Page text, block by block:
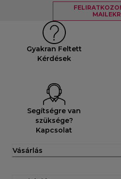
Gyakran Feltett
Kérdések
Segítségre van
szüksége?
Kapcsolat
Vásárlás